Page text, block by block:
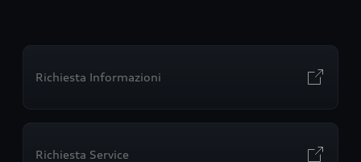
Richiesta Informazioni
Richiesta Service